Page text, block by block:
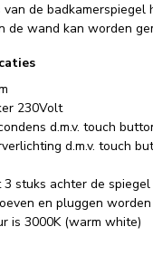
de
de wand kan worden
230Volt
d.m.v. touch
d.m.v. touch
stuks achter de spiegel
en pluggen
is 3000K (warm white)